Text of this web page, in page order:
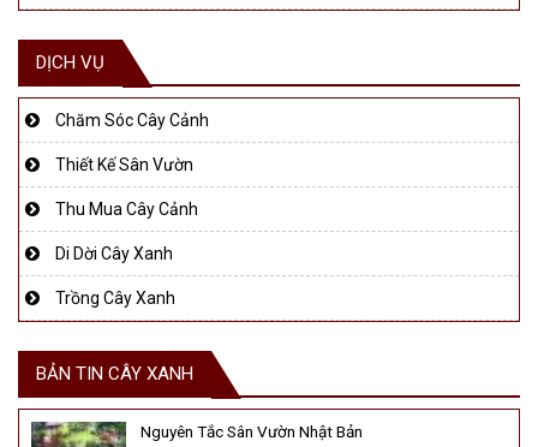
DỊCH VỤ
Chăm Sóc Cây Cảnh
Thiết Kế Sân Vườn
Thu Mua Cây Cảnh
Di Dời Cây Xanh
Trồng Cây Xanh
BẢN TIN CÂY XANH
Nguyên Tắc Sân Vườn Nhật Bản